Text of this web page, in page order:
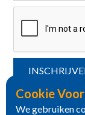
Cookie
We gebruiken